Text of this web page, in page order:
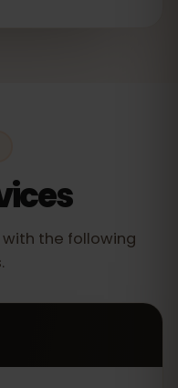
with the following